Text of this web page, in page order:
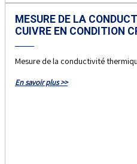
MESURE DE LA
CUIVRE EN CONDITION
Mesure de la conductivité
En savoir plus >>